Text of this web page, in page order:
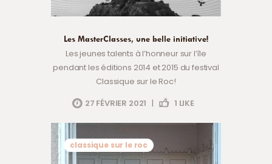
Les MasterClasses, une belle initiative!
Les jeunes talents à l’honneur sur l’île
pendant les éditions 2014 et 2015 du festival
Classique sur le Roc!
27 FÉVRIER 2021 | 1 LIKE
classique sur le roc